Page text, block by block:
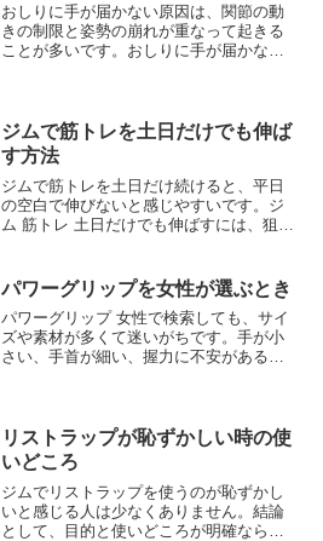
おしりに手が届かない原因は、関節の動
きの制限と姿勢の崩れが重なって起きる
ことが多いです。おしりに手が届かない
こで止まるかを分けると、...
ジムで筋トレを土日だけでも伸ば
す方法
ジムで筋トレを土日だけ続けると、平日
の空白で伸びないと感じやすいです。ジ
ム 筋トレ 土日だけでも伸ばすには、狙う
で伸びない原因を潰す土日だけでも伸び
ない最大要因は、毎...
パワーグリップを女性が選ぶとき
パワーグリップ 女性で検索しても、サイ
ズや素材が多くて迷いがちです。手が小
さい、手首が細い、握力に不安がある条
ります。パワーグリップ ...
リストラップが恥ずかしい時の使
いどころ
ジムでリストラップを使うのが恥ずかし
いと感じる人は少なくありません。結論
として、目的と使いどころが明確なら、